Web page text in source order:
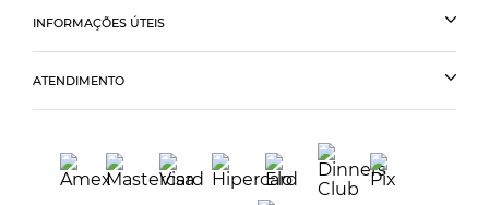
INFORMAÇÕES ÚTEIS
ATENDIMENTO